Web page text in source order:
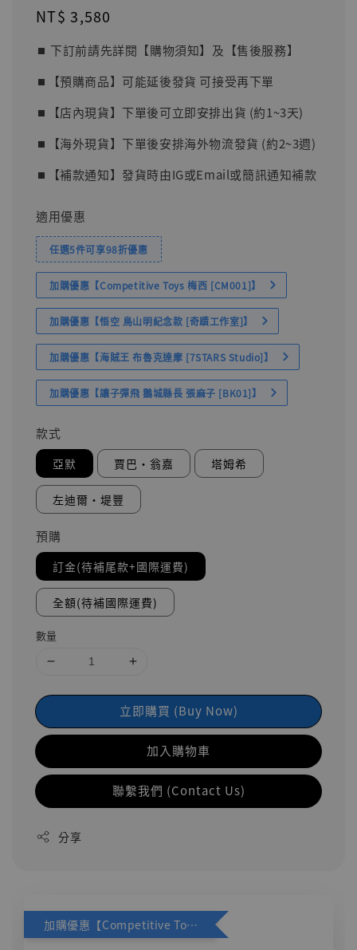
Regular
NT$ 3,580
⏹︎ 下訂前請先詳閱【購物須知】及【售後服務】
⏹︎【預購商品】可能延後發貨 可接受再下單
⏹︎【店內現貨】下單後可立即安排出貨 (約1~3天)
⏹︎【海外現貨】下單後安排海外物流發貨 (約2~3週)
⏹︎【補款通知】發貨時由IG或Email或簡訊通知補款
適用優惠
任選5件可享98折優惠
加購優惠【Competitive Toys 梅西 [CM001]】
加購優惠【悟空 鳥山明紀念款 [奇蹟工作室]】
加購優惠【海賊王 布魯克達摩 [7STARS Studio]】
加購優惠【讓子彈飛 鵝城縣長 張麻子 [BK01]】
款式
亞默 賈巴·翁嘉 塔姆希
左迪爾·堤豐
預購
訂金(待補尾款+國際運費)
全額(待補國際運費)
數量
立即購買 (Buy Now)
加入購物車
聯繫我們 (Contact Us)
分享
加購優惠【Competitive Toys 梅西 [CM001]】